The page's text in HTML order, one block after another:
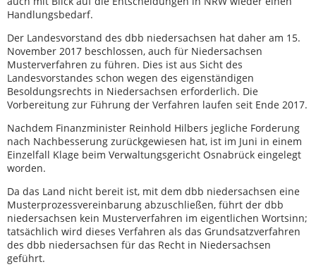
Handlungsbedarf.
Der Landesvorstand des dbb niedersachsen hat daher am 15.
November 2017 beschlossen, auch für Niedersachsen
Musterverfahren zu führen. Dies ist aus Sicht des
Landesvorstandes schon wegen des eigenständigen
Besoldungsrechts in Niedersachsen erforderlich. Die
Vorbereitung zur Führung der Verfahren laufen seit Ende 2017.
Nachdem Finanzminister Reinhold Hilbers jegliche Forderung
nach Nachbesserung zurückgewiesen hat, ist im Juni in einem
Einzelfall Klage beim Verwaltungsgericht Osnabrück eingelegt
worden.
Da das Land nicht bereit ist, mit dem dbb niedersachsen eine
Musterprozessvereinbarung abzuschließen, führt der dbb
niedersachsen kein Musterverfahren im eigentlichen Wortsinn;
tatsächlich wird dieses Verfahren als das Grundsatzverfahren
des dbb niedersachsen für das Recht in Niedersachsen
geführt.